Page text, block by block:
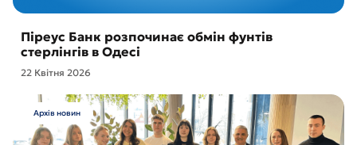
Піреус Банк розпочинає обмін фунтів
стерлінгів в Одесі
22 Квітня 2026
Архів новин